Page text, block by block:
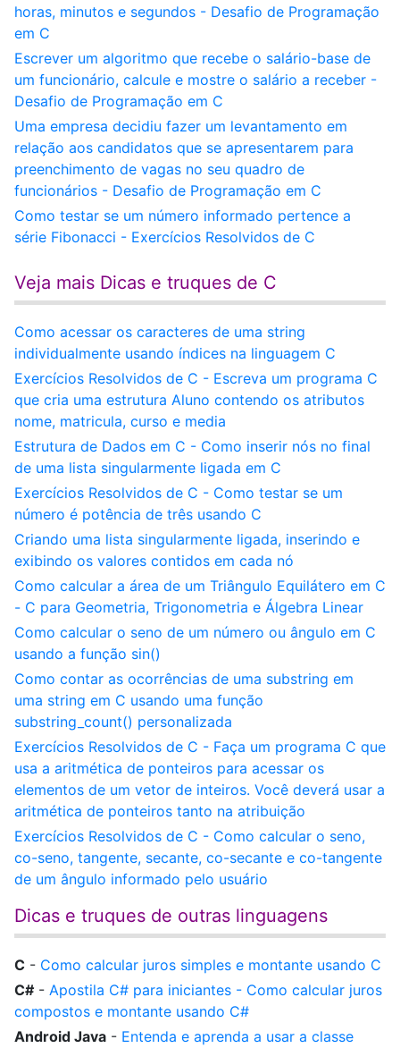
horas, minutos e segundos - Desafio de Programação
em C
Escrever um algoritmo que recebe o salário-base de
um funcionário, calcule e mostre o salário a receber -
Desafio de Programação em C
Uma empresa decidiu fazer um levantamento em
relação aos candidatos que se apresentarem para
preenchimento de vagas no seu quadro de
funcionários - Desafio de Programação em C
Como testar se um número informado pertence a
série Fibonacci - Exercícios Resolvidos de C
Veja mais Dicas e truques de C
Como acessar os caracteres de uma string
individualmente usando índices na linguagem C
Exercícios Resolvidos de C - Escreva um programa C
que cria uma estrutura Aluno contendo os atributos
nome, matricula, curso e media
Estrutura de Dados em C - Como inserir nós no final
de uma lista singularmente ligada em C
Exercícios Resolvidos de C - Como testar se um
número é potência de três usando C
Criando uma lista singularmente ligada, inserindo e
exibindo os valores contidos em cada nó
Como calcular a área de um Triângulo Equilátero em C
- C para Geometria, Trigonometria e Álgebra Linear
Como calcular o seno de um número ou ângulo em C
usando a função sin()
Como contar as ocorrências de uma substring em
uma string em C usando uma função
substring_count() personalizada
Exercícios Resolvidos de C - Faça um programa C que
usa a aritmética de ponteiros para acessar os
elementos de um vetor de inteiros. Você deverá usar a
aritmética de ponteiros tanto na atribuição
Exercícios Resolvidos de C - Como calcular o seno,
co-seno, tangente, secante, co-secante e co-tangente
de um ângulo informado pelo usuário
Dicas e truques de outras linguagens
C - Como calcular juros simples e montante usando C
C# - Apostila C# para iniciantes - Como calcular juros
compostos e montante usando C#
Android Java - Entenda e aprenda a usar a classe